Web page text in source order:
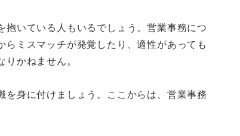
いている人もいるでしょう。営業事務につ
ミスマッチが発覚したり、適性があっても
かねません。
身に付けましょう。ここからは、営業事務